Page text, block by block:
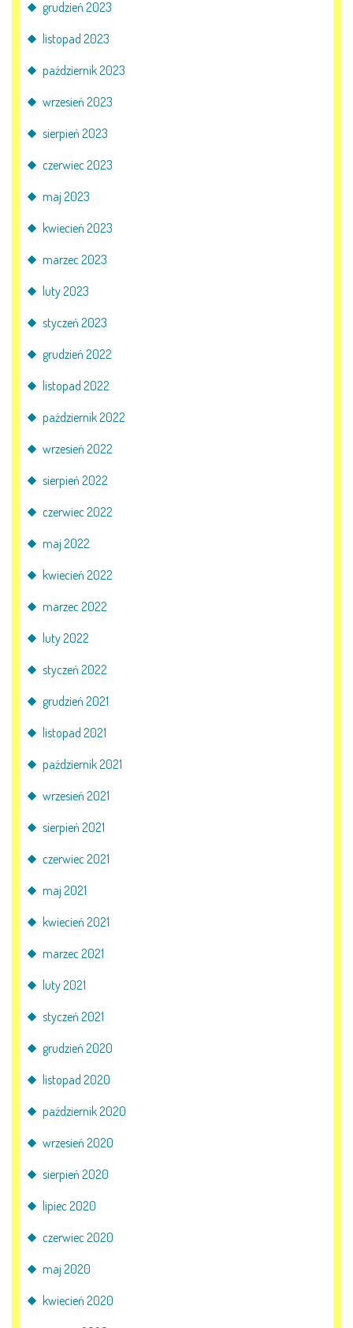
grudzień 2023
listopad 2023
październik 2023
wrzesień 2023
sierpień 2023
czerwiec 2023
maj 2023
kwiecień 2023
marzec 2023
luty 2023
styczeń 2023
grudzień 2022
listopad 2022
październik 2022
wrzesień 2022
sierpień 2022
czerwiec 2022
maj 2022
kwiecień 2022
marzec 2022
luty 2022
styczeń 2022
grudzień 2021
listopad 2021
październik 2021
wrzesień 2021
sierpień 2021
czerwiec 2021
maj 2021
kwiecień 2021
marzec 2021
luty 2021
styczeń 2021
grudzień 2020
listopad 2020
październik 2020
wrzesień 2020
sierpień 2020
lipiec 2020
czerwiec 2020
maj 2020
kwiecień 2020